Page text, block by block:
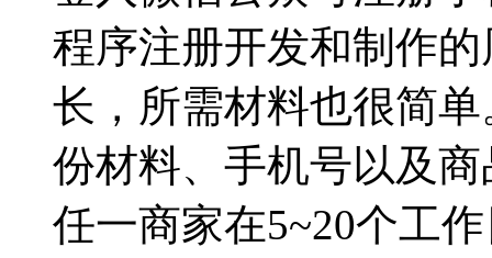
程序注册开发和制作
长，所需材料也很简
份材料、手机号以及
任一商家在5~20个工